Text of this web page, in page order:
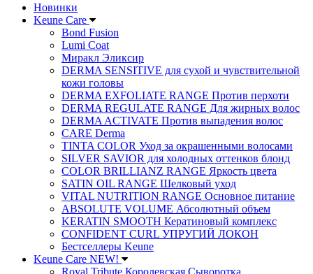
Новинки
Keune Care
Bond Fusion
Lumi Coat
Миракл Эликсир
DERMA SENSITIVE для сухой и чувствительной
кожи головы
DERMA EXFOLIATE RANGE Против перхоти
DERMA REGULATE RANGE Для жирных волос
DERMA ACTIVATE Против выпадения волос
CARE Derma
TINTA COLOR Уход за окрашенными волосами
SILVER SAVIOR для холодных оттенков блонд
COLOR BRILLIANZ RANGE Яркость цвета
SATIN OIL RANGE Шелковый уход
VITAL NUTRITION RANGE Основное питание
ABSOLUTE VOLUME Абсолютный объем
KERATIN SMOOTH Кератиновый комплекс
CONFIDENT CURL УПРУГИЙ ЛОКОН
Бестселлеры Keune
Keune Care NEW!
Royal Tribute Королевская Сыворотка